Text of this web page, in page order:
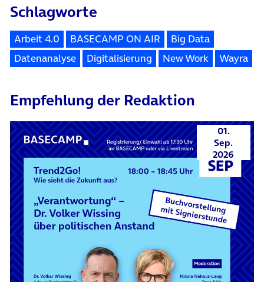
Schlagworte
Arbeit 4.0 BASECAMP ON AIR
Big Data
Datenanalyse
Digitalisierung New Work Wayra
Empfehlung der Redaktion
01.
Sep.
2026